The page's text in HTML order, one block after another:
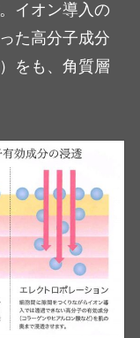
イオン導入の
た高分子成分
をも、角質層